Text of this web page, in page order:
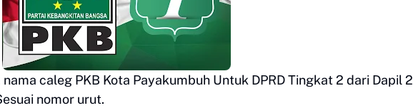
caleg PKB Kota Payakumbuh Untuk DPRD Tingkat 2 dari Dapil 2
nomor urut.